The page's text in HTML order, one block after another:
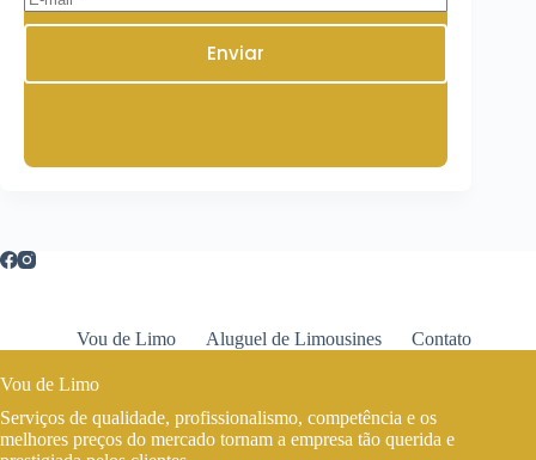
Enviar
Vou de Limo Aluguel de Limousines Contato
Vou de Limo
Serviços de qualidade, profissionalismo, competência e os
melhores preços do mercado tornam a empresa tão querida e